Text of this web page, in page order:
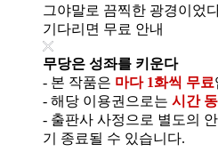
그야말로 끔찍한 광경이었
기다리면 무료 안내
무당은 성좌를 키운다
- 본 작품은 마다 1화씩 무료
- 해당 이용권으로는 시간
- 출판사 사정으로 별도의
기 종료될 수 있습니다.